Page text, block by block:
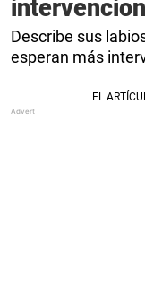
Describe sus
esperan más